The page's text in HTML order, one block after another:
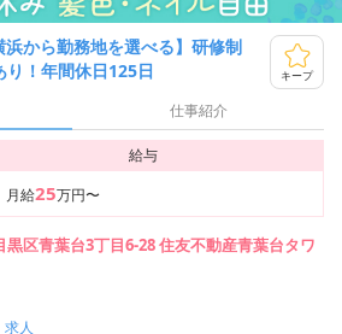
浜から勤務地を選べる】研修制
り！年間休日125日
キープ
仕事紹介
給与
月給25万円〜
黒区青葉台3丁目6-28 住友不動産青葉台タワ
区西新宿2丁目7-1 新宿第一生命ビルディン
人